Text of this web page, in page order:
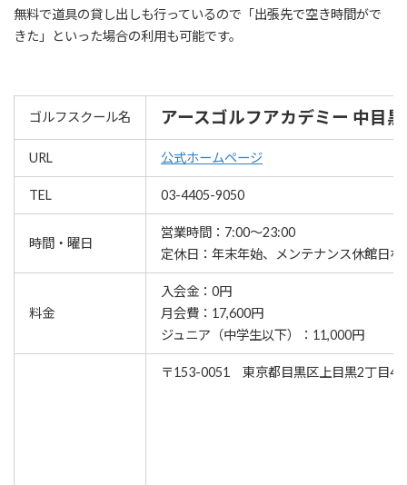
無料で道具の貸し出しも行っているので「出張先で空き時間がで
きた」といった場合の利用も可能です。
ゴルフスクール名 アースゴルフアカデミー 中目
URL 公式ホームページ
TEL 03-4405-9050
時間・曜日
営業時間：7:00〜23:00
定休日：年末年始、メンテナンス休館日な
料金
入会金：0円
月会費：17,600円
ジュニア（中学生以下）：11,000円
〒153-0051 東京都目黒区上目黒2丁目47